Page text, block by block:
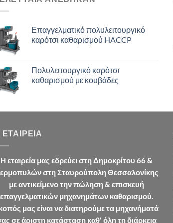
Επαγγελματικό πολυλειτουργικό
καρότσι καθαρισμού HACCP
Πολυλειτουργικό καρότσι
καθαρισμού με κουβάδες
ΕΤΑΙΡΕΊΑ
Η εταιρεία μας εδρεύει στη Δημοκρίτου 66 &
στη Σταυρούπολη Θεσσαλονίκης
με αντικείμενο την πώληση & επισκευή
επαγγελματικών μηχανημάτων καθαρισμού.
μας είναι να διατηρούμε τα μηχανήματά
σε άριστη κατάσταση καθ' όλη τη διάρκεια